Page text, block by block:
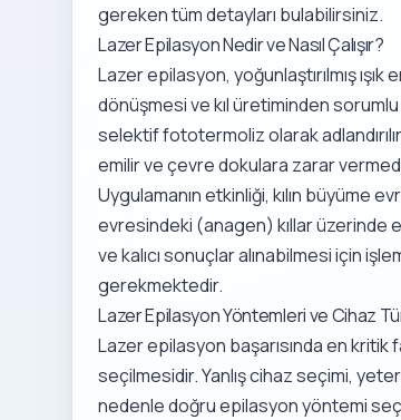
gereken tüm detayları bulabilirsiniz.
Lazer Epilasyon Nedir ve Nasıl Çalışır?
Lazer epilasyon, yoğunlaştırılmış
dönüşmesi ve kıl üretiminden
selektif fototermoliz olarak
emilir ve çevre dokulara zarar
Uygulamanın etkinliği, kılın büyüme
evresindeki (anagen) kıllar üzerinde
ve kalıcı sonuçlar alınabilmesi için
gerekmektedir.
Lazer Epilasyon Yöntemleri ve Cihaz
Lazer epilasyon başarısında en
seçilmesidir. Yanlış cihaz seçimi,
nedenledoğru epilasyon yöntemi